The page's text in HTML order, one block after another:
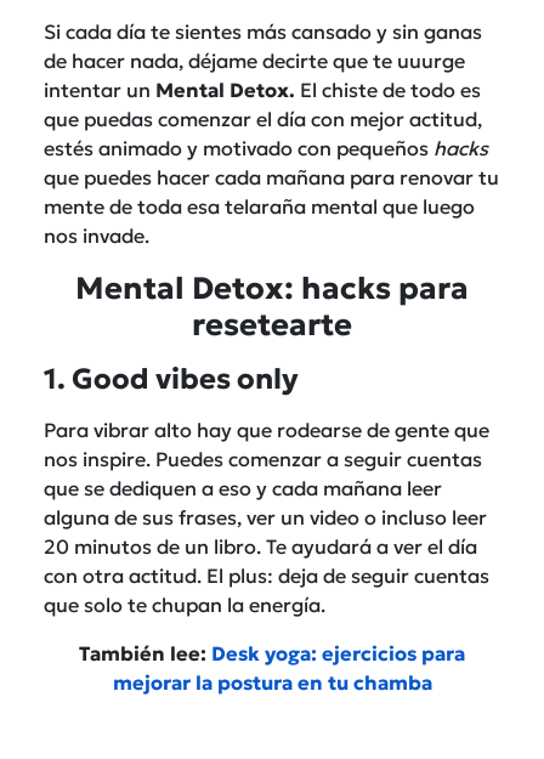
Si cada día te sientes más cansado y sin ganas
de hacer nada, déjame decirte que te uuurge
intentar un Mental Detox. El chiste de todo es
que puedas comenzar el día con mejor actitud,
estés animado y motivado con pequeños hacks
que puedes hacer cada mañana para renovar tu
mente de toda esa telaraña mental que luego
nos invade.
Mental Detox: hacks para
resetearte
1. Good vibes only
Para vibrar alto hay que rodearse de gente que
nos inspire. Puedes comenzar a seguir cuentas
que se dediquen a eso y cada mañana leer
alguna de sus frases, ver un video o incluso leer
20 minutos de un libro. Te ayudará a ver el día
con otra actitud. El plus: deja de seguir cuentas
que solo te chupan la energía.
También lee: Desk yoga: ejercicios para
mejorar la postura en tu chamba